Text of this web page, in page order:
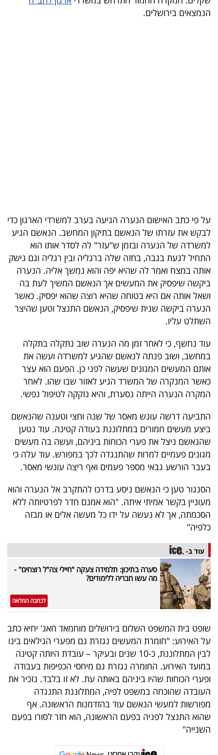
קריירה
5
המילון
הכלכלי
פודקאסט
40
UNDER
שיתופי
פעולה
דרושים
ניוזלטרים
מייל
אדום
פרסמו
באייס
עקבו
אחרינו:
הנמצאים בירושלים.
על פי כתב האישום הנערה הגיעה בערב למשרדי הארגון כדי
לבקש את עזרתו של הנאשם בתיקון המחשב. הנאשם הגיע
למשרדה של הנערה ובזמן ש"עזר" לה לסדר אותו הוא
התחיל לגעת בגבה, בחזה שלה ברגליה ובין רגליה וגם נישק
אותה במצח ואמר לה שהיא יפה והוא נמשך אליה. הנערה
ביקשה שיפסיק את המעשים אך הנאשם המשיך לעת בה
ושאל אותה אם היא בטוחה שהיא רוצה שהוא יפסיק. כאשר
הנערה ביקשה שנית שיפסיק, הנאשם התנצל וטען שהיצר
השתלט עליו.
עוד נחשף, כי לאחר זמן מה הנערה שוב נתקלה בתקלה
במחשב, ושוב פנתה לנאשם שהגיע למשרדה ועשה את
אותם המעשים המגונים שעשה לפני כן. הפעם הוא עצר
כאשר המנקרה של המשרד הגיע לאזור שבו שהו. לאחר
המקרה הנערה הייתה נסערת, והיא נזקקה לטיפול נפשי.
התביעה דרשה עונש מאסר של שנה וחצי וטענה שהנאשם
ביצע מעשים חמורים במתלוננת בעודה קטינה. עוד נטען
שהנאשם ניצל את פערי הכוחות ביניהם, ועשה בה מעשים
מגונים פעמיים למרות שהתנגדה לכך במפורש. עוד עלה כי
בעבר הורשע גבאי מספר פעמים ואף ריצה עונשי מאסר.
הסנגור טען כי הנאשם ניסע בדרכו להתקרב אל הנערה והוא
מעוניין בקשר אמיתי איתה. "הוא אמנם חדר לפרטיותה ללא
הסכמתה, אך לא נעשה על ידו כל מעשה אלים או מבזה
כלפיה"
עוד ב-
סערה בתיכון: תלמידה צעקה "חיילי צה"ל רוצחים" -
מה עשו חבריה ללימודים?
לכתבה המלאה
שופט בית המשפט השלום בירושלים מוחמאד חאג' יחיא כתב
על האירוע: "חומרת המעשים נגזרת גם מפערי הגילאים בינו
לבין המתלוננת, כ-10 שנים ובעיקר – עובדת היותה קטינה
במועד האירוע. החומרה נגזרת גם מיחסי הכפיפות בעבודה
ופערי הכוחות שהיו ביניהם באותה עת. לא זו בלבד. נזכיר את
העובדה שהוכחה במשפט לפיה, המתלוננת התנגדה
מפורשות למעשי הנאשם עוד בהזדמנות הראשונה. אף
שהוא התנצל לפניה בפעם הראשונה, הוא חזר לסורו בפעם
השנייה"